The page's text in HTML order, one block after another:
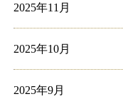
2025年11月
2025年10月
2025年9月